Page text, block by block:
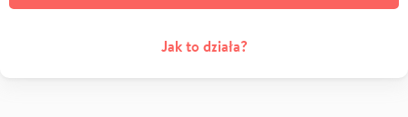
Jak to działa?